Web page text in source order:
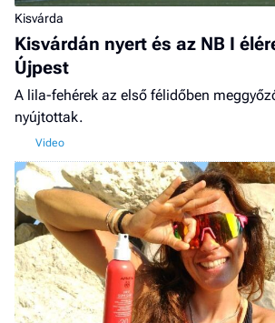
Kisvárda
Kisvárdán nyert és az NB I
Újpest
A lila-fehérek az első félidőben
nyújtottak.